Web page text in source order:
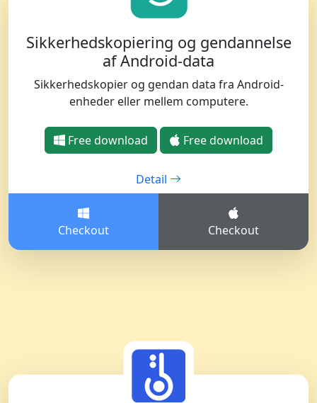
Sikkerhedskopiering og gendannelse
af Android-data
Sikkerhedskopier og gendan data fra Android-
enheder eller mellem computere.
Free download Free download
Detail
Checkout Checkout
Language Switch
Français
Suomalainen
Ελληνικά